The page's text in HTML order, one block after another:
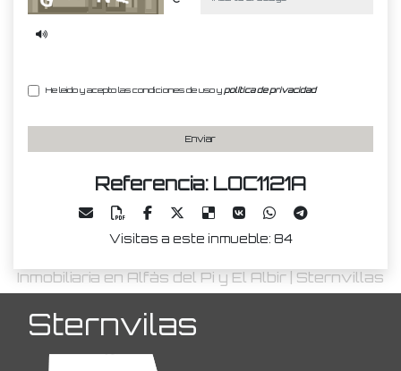
He leído y acepto las condiciones de uso ypolítica de privacidad
Enviar
Referencia: LOC1121A
Visitas a este inmueble: 84
Inmobiliaria en Alfàs del Pi y El Albir | Sternvillas
Sternvilas